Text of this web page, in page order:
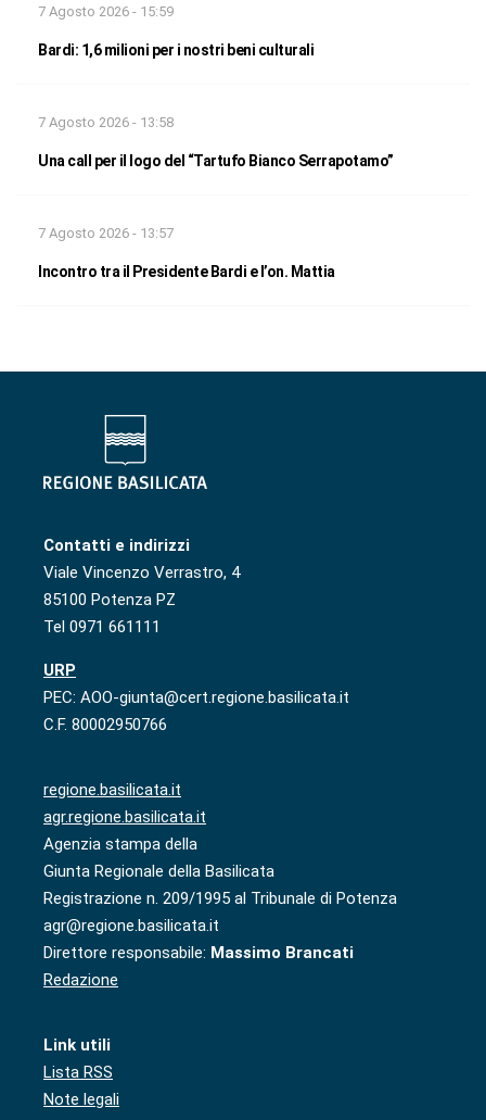
7 Agosto 2026 - 15:59
Bardi: 1,6 milioni per i nostri beni culturali
7 Agosto 2026 - 13:58
Una call per il logo del “Tartufo Bianco Serrapotamo”
7 Agosto 2026 - 13:57
Incontro tra il Presidente Bardi e l’on. Mattia
Contatti e indirizzi
Viale Vincenzo Verrastro, 4
85100 Potenza PZ
Tel 0971 661111
URP
PEC: AOO-giunta@cert.regione.basilicata.it
C.F. 80002950766
regione.basilicata.it
agr.regione.basilicata.it
Agenzia stampa della
Giunta Regionale della Basilicata
Registrazione n. 209/1995 al Tribunale di Potenza
agr@regione.basilicata.it
Direttore responsabile: Massimo Brancati
Redazione
Link utili
Lista RSS
Note legali